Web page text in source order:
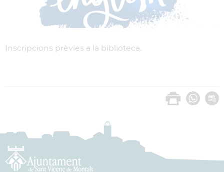
Inscripcions prèvies a la biblioteca.